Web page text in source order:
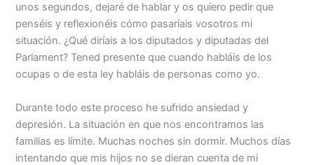
unos segundos, dejaré de hablar y os quiero pedir que
penséis y reflexionéis cómo pasaríais vosotros mi
situación. ¿Qué diríais a los diputados y diputadas del
Parlament? Tened presente que cuando habláis de los
ocupas o de esta ley habláis de personas como yo.
Durante todo este proceso he sufrido ansiedad y
depresión. La situación en que nos encontramos las
familias es límite. Muchas noches sin dormir. Muchos días
intentando que mis hijos no se dieran cuenta de mi